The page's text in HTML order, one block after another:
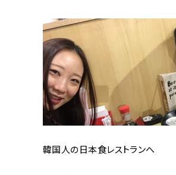
韓国人の日本食レストランへ